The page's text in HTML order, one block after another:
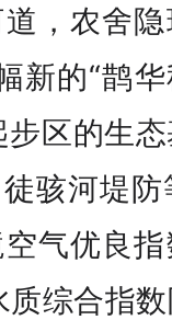
，农舍隐
新的“鹊华
步区的生
骇河堤防
气优良
综合指